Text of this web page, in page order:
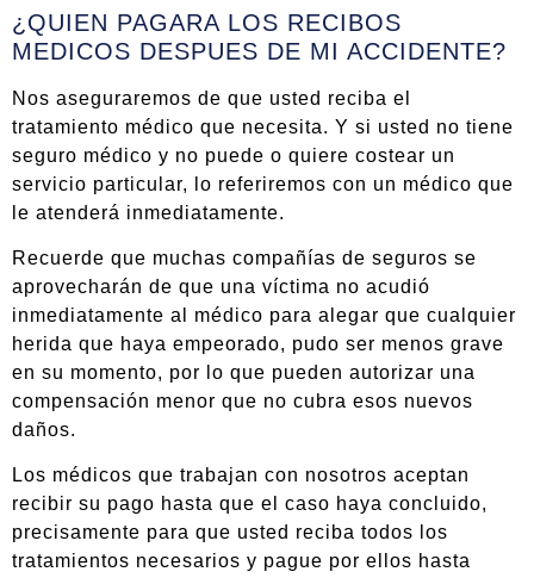
¿QUIEN PAGARA LOS RECIBOS
MEDICOS DESPUES DE MI ACCIDENTE?
Nos aseguraremos de que usted reciba el
tratamiento médico que necesita. Y si usted no tiene
seguro médico y no puede o quiere costear un
servicio particular, lo referiremos con un médico que
le atenderá inmediatamente.
Recuerde que muchas compañías de seguros se
aprovecharán de que una víctima no acudió
inmediatamente al médico para alegar que cualquier
herida que haya empeorado, pudo ser menos grave
en su momento, por lo que pueden autorizar una
compensación menor que no cubra esos nuevos
daños.
Los médicos que trabajan con nosotros aceptan
recibir su pago hasta que el caso haya concluido,
precisamente para que usted reciba todos los
tratamientos necesarios y pague por ellos hasta